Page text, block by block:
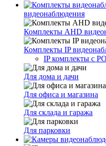
видеонаблюдения
Комплекты AHD
Комплекты IP
IP комплекты с
Для дома и дачи
Для офиса и магазина
Для склада и гаража
Для парковки